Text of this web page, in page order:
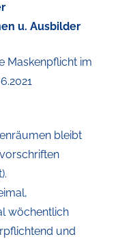
u. Ausbilder
Maskenpflicht im
bleibt
wöchentlich
und